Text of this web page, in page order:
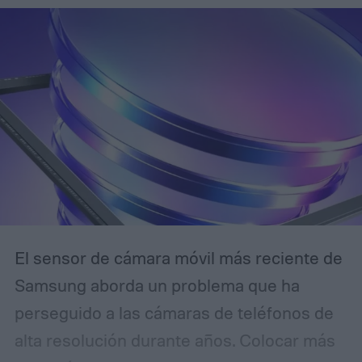
El sensor de cámara móvil más reciente de
Samsung aborda un problema que ha
perseguido a las cámaras de teléfonos de
alta resolución durante años. Colocar más